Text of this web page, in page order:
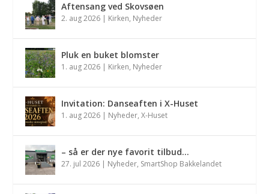
Aftensang ved Skovsøen
2. aug 2026 | Kirken, Nyheder
Pluk en buket blomster
1. aug 2026 | Kirken, Nyheder
Invitation: Danseaften i X-Huset
1. aug 2026 | Nyheder,X-Huset
– så er der nye favorit tilbud…
27. jul 2026 | Nyheder, SmartShop Bakkelandet